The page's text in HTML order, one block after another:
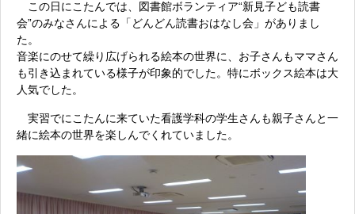
この日にこたんでは、図書館ボランティア“新見子ども読書
会”のみなさんによる「どんどん読書おはなし会」がありまし
た。
音楽にのせて繰り広げられる絵本の世界に、お子さんもママさん
も引き込まれている様子が印象的でした。特にボックス絵本は大
人気でした。
実習でにこたんに来ていた看護学科の学生さんも親子さんと一
緒に絵本の世界を楽しんでくれていました。